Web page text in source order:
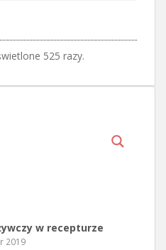
525 razy.
w recepturze
2019